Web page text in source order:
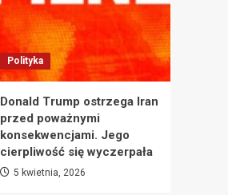
Polityka
Donald Trump ostrzega Iran
przed poważnymi
konsekwencjami. Jego
cierpliwość się wyczerpała
5 kwietnia, 2026